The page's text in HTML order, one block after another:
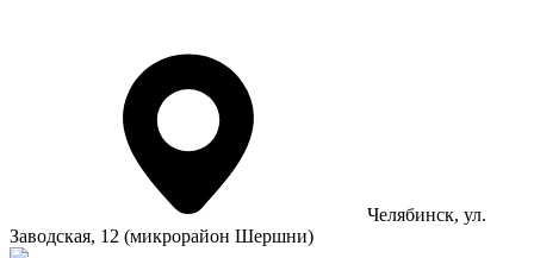
Челябинск, ул.
Заводская, 12 (микрорайон Шершни)